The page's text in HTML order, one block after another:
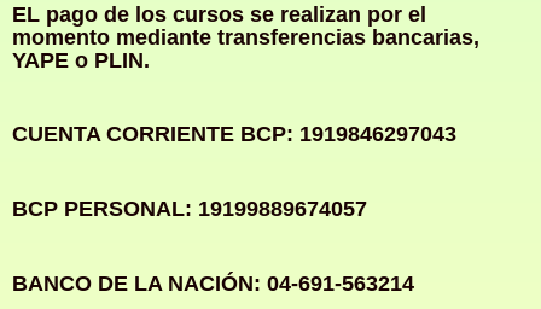
EL pago de los cursos se realizan por el
momento mediante transferencias bancarias,
YAPE o PLIN.
CUENTA CORRIENTE BCP: 1919846297043
BCP PERSONAL: 19199889674057
BANCO DE LA NACIÓN: 04-691-563214